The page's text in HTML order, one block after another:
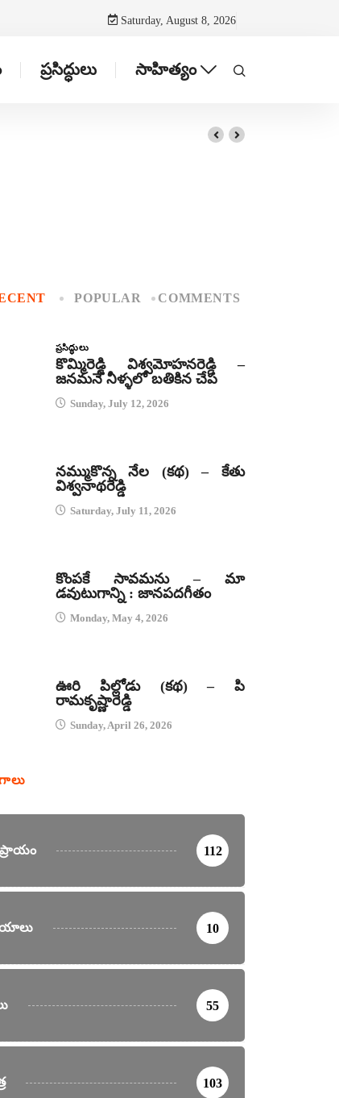
Saturday, August 8, 2026
ప్రసిద్ధులు సాహిత్యం
POPULAR COMMENTS
ప్రసిద్ధులు
కొమ్మిరెడ్డి విశ్వమోహనరెడ్డి –
జనమనే నీళ్ళలో బతికిన చేప
Sunday, July 12, 2026
నమ్ముకొన్న నేల (కథ) – కేతు
విశ్వనాథరెడ్డి
Saturday, July 11, 2026
కొంపకే సావమను – మా
డవుటుగాన్ని : జానపదగీతం
Monday, May 4, 2026
ఊరి పిల్లోడు (కథ) – పి
రామకృష్ణారెడ్డి
Sunday, April 26, 2026
112
10
55
103